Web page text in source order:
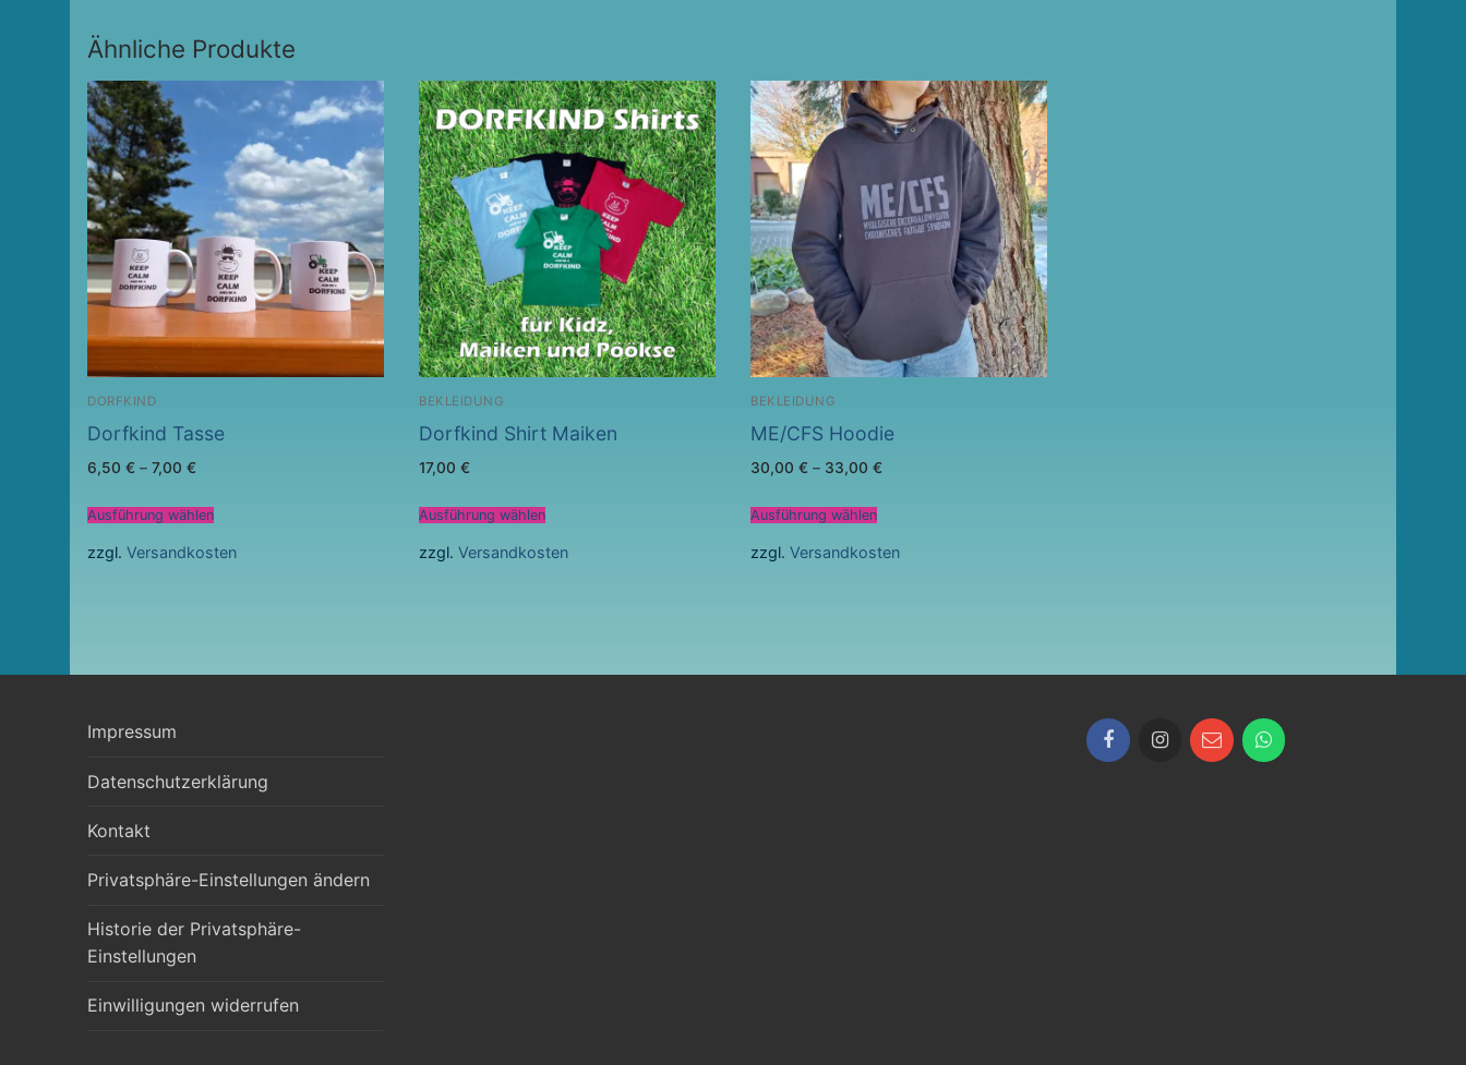
Ähnliche Produkte
DORFKIND
Dorfkind Tasse
6,50 € – 7,00 €
Ausführung wählen
zzgl. Versandkosten
BEKLEIDUNG
Dorfkind Shirt Maiken
17,00 €
Ausführung wählen
zzgl. Versandkosten
BEKLEIDUNG
ME/CFS Hoodie
30,00 € – 33,00 €
Ausführung wählen
zzgl. Versandkosten
Impressum
Datenschutzerklärung
Kontakt
Privatsphäre-Einstellungen ändern
Historie der Privatsphäre-
Einstellungen
Einwilligungen widerrufen